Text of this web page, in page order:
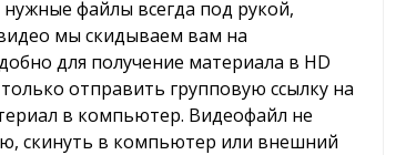
файлы всегда под рукой,
мы скидываем вам на
для получение материала в HD
отправить групповую ссылку на
в компьютер. Видеофайл не
скинуть в компьютер или внешний